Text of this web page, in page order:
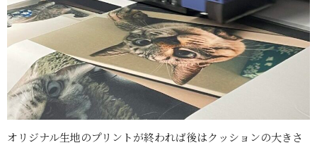
オリジナル生地のプリントが終われば後はクッションの大きさ